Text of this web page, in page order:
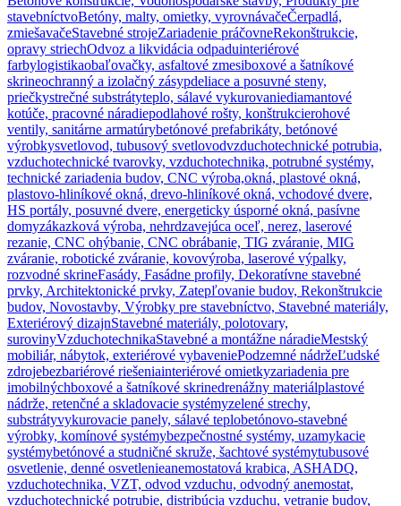
stavebníctvoBetóny, malty, omietky, vyrovnávačeČerpadlá,
zmiešavačeStavebné strojeZariadenie práčovneRekonštrukcie,
opravy striechOdvoz a likvidácia odpaduinteriérové
farbylogistikaobaľovačky, asfaltové zmesiboxové a šatníkové
skrineochranný a izolačný zásypdeliace a posuvné steny,
priečkystrečné substrátyteplo, sálavé vykurovaniediamantové
kotúče, pracovné náradiepodlahové rošty, konštrukcierohové
ventily, sanitárne armatúrybetónové prefabrikáty, betónové
výrobkysvetlovod, tubusový svetlovodvzduchotechnické potrubia,
vzduchotechnické tvarovky, vzduchotechnika, potrubné systémy,
technické zariadenia budov, CNC výroba,okná, plastové okná,
plastovo-hliníkové okná, drevo-hliníkové okná, vchodové dvere,
HS portály, posuvné dvere, energeticky úsporné okná, pasívne
domyzákazková výroba, nehrdzavejúca oceľ, nerez, laserové
rezanie, CNC ohýbanie, CNC obrábanie, TIG zváranie, MIG
zváranie, robotické zváranie, kovovýroba, laserové výpalky,
rozvodné skrineFasády, Fasádne profily, Dekoratívne stavebné
prvky, Architektonické prvky, Zatepľovanie budov, Rekonštrukcie
budov, Novostavby, Výrobky pre stavebníctvo, Stavebné materiály,
Exteriérový dizajnStavebné materiály, polotovary,
surovinyVzduchotechnikaStavebné a montážne náradieMestský
mobiliár, nábytok, exteriérové vybaveniePodzemné nádržeĽudské
zdrojebezbariérové riešeniainteriérové omietkyzariadenia pre
imobilnýchboxové a šatníkové skrinedrenážny materiálplastové
nádrže, retenčné a skladovacie systémyzelené strechy,
substrátyvykurovacie panely, sálavé teplobetónovo-stavebné
výrobky, komínové systémybezpečnostné systémy, uzamykacie
systémybetónové a studničné skruže, šachtové systémytubusové
osvetlenie, denné osvetlenieanemostatová krabica, ASHADQ,
vzduchotechnika, VZT, odvod vzduchu, odvodný anemostat,
vzduchotechnické potrubie, distribúcia vzduchu, vetranie budov,